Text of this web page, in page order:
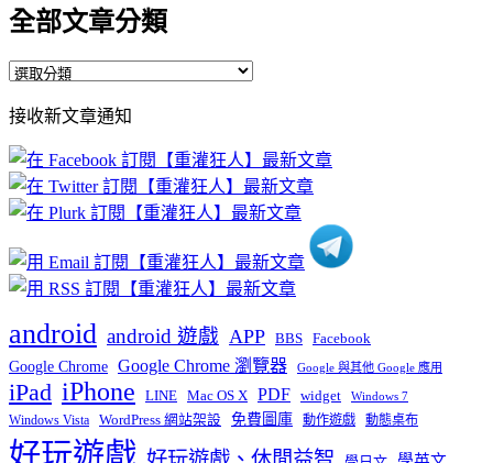
全部文章分類
全
文
章
分
類
接收新文章通知
android android 遊戲 APP BBS Facebook
Google Chrome Google Chrome 瀏覽器 Google 與其他 Google 應用
iPad iPhone LINE Mac OS X PDF widget Windows 7
Windows Vista WordPress 網站架設 免費圖庫 動作遊戲 動態桌布
好玩遊戲